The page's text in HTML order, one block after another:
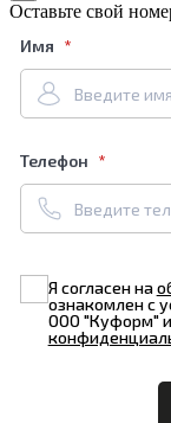
Оставьте свой
Имя
Телефон
Я согласен на
ознакомлен с
ООО "Куформ"